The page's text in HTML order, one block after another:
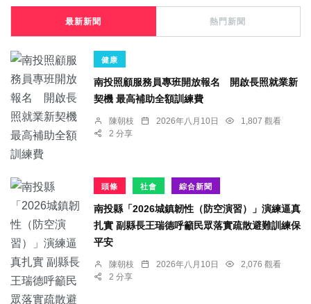
最新新聞 熱門新聞
健康
南投照顧服務員專班開放報名 開啟長照就業新
契機 最高補助全額訓練費
陳朝枝 2026年八月10日
1,807 觀看
2 分享
頭條 社會 綜合新聞
南投縣「2026城鎮韌性（防空演習）」演練逼真
扎實 副縣長王瑞德呼籲民眾落實疏散避難訓練保
平安
陳朝枝 2026年八月10日
2,076 觀看
2 分享